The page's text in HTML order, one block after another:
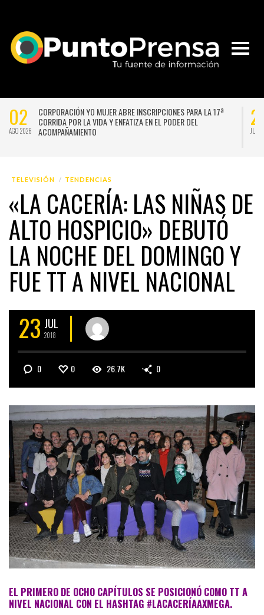
02
AGO 2026
CORPORACIÓN YO MUJER ABRE INSCRIPCIONES PARA LA 17ª
CORRIDA POR LA VIDA Y ENFATIZA EN EL PODER DEL
ACOMPAÑAMIENTO
JUL
TELEVISIÓN TENDENCIAS
«LA CACERÍA: LAS NIÑAS DE
ALTO HOSPICIO» DEBUTÓ
LA NOCHE DEL DOMINGO Y
FUE TT A NIVEL NACIONAL
23 JUL
2018
0 0 26.7K 0
EL PRIMERO DE OCHO CAPÍTULOS SE POSICIONÓ COMO TT A
NIVEL NACIONAL CON EL HASHTAG #LACACERÍAAXMEGA.